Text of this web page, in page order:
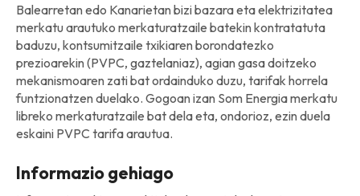
Balearretan edo Kanarietan bizi bazara eta elektrizitatea
merkatu arautuko merkaturatzaile batekin kontratatuta
baduzu, kontsumitzaile txikiaren borondatezko
prezioarekin (PVPC, gaztelaniaz), agian gasa doitzeko
mekanismoaren zati bat ordainduko duzu, tarifak horrela
funtzionatzen duelako. Gogoan izan Som Energia merkatu
libreko merkaturatzaile bat dela eta, ondorioz, ezin duela
eskaini PVPC tarifa arautua.
Informazio gehiago